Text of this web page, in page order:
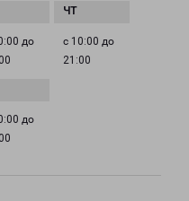
до
с 10:00 до
21:00
до